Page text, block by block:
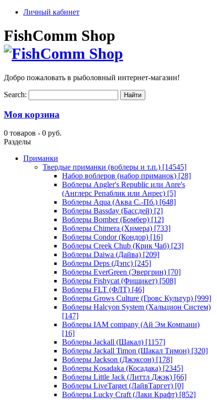
Личный кабинет
FishComm Shop
Добро пожаловать в рыболовный интернет-магазин!
Search:
Моя корзина
0 товаров - 0 руб.
Разделы
Приманки
Твердые приманки (воблеры и т.п.) [14545]
Набор воблеров (набор приманок) [28]
Воблеры Angler's Republic или Anre's
(Англерс Репаблик или Анрес) [5]
Воблеры Aqua (Аква С.-Пб.) [648]
Воблеры Bassday (Бассдей) [2]
Воблеры Bomber (Бомбер) [12]
Воблеры Chimera (Химера) [733]
Воблеры Condor (Кондор) [16]
Воблеры Creek Chub (Крик Чаб) [23]
Воблеры Daiwa (Дайва) [209]
Воблеры Deps (Дэпс) [245]
Воблеры EverGreen (Эвергрин) [70]
Воблеры Fishycat (Фишикет) [508]
Воблеры FLT (ФЛТ) [46]
Воблеры Grows Culture (Гровс Культур) [999]
Воблеры Halcyon System (Хальцион Систем)
[147]
Воблеры IAM company (Ай Эм Компани)
[16]
Воблеры Jackall (Шакал) [1157]
Воблеры Jackall Timon (Шакал Тимон) [320]
Воблеры Jackson (Джэксон) [178]
Воблеры Kosadaka (Косадака) [2345]
Воблеры Little Jack (Литтл Джэк) [66]
Воблеры LiveTarget (ЛайвТаргет) [0]
Воблеры Lucky Craft (Лаки Крафт) [852]